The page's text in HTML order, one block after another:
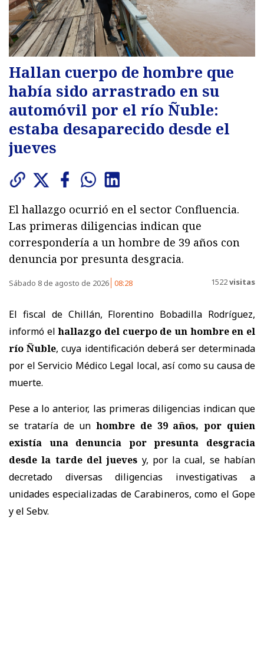
Hallan cuerpo de hombre que
había sido arrastrado en su
automóvil por el río Ñuble:
estaba desaparecido desde el
jueves
El hallazgo ocurrió en el sector Confluencia.
Las primeras diligencias indican que
correspondería a un hombre de 39 años con
denuncia por presunta desgracia.
Sábado 8 de agosto de 2026 08:28 1522visitas
El fiscal de Chillán, Florentino Bobadilla Rodríguez,
informó elhallazgo del cuerpo de un hombre en el
río Ñuble, cuya identificación deberá ser determinada
por el Servicio Médico Legal local, así como su causa de
muerte.
Pese a lo anterior, las primeras diligencias indican que
se trataría de unhombre de 39 años, por quien
existía una denuncia por presunta desgracia
desde la tarde del jueves y, por la cual, se habían
decretado diversas diligencias investigativas a
unidades especializadas de Carabineros, como el Gope
y el Sebv.